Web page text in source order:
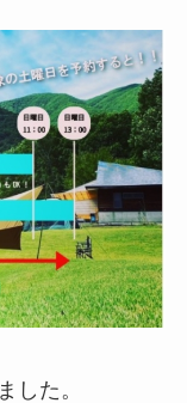
した。